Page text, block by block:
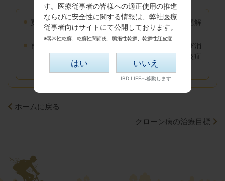
す。医療従事者の皆様への適正使用の推進
ならびに安全性に関する情報は、弊社医療
従事者向けサイトにて公開しております。
※尋常性乾癬、乾癬性関節炎、膿疱性乾癬、乾癬性紅皮症
はい いいえ
寛解：
治療により症状が治まった状態のこと。寛解
状態では普通の生活を送ることができます。
再燃：
治療により一旦寛解状態になっても、再び消
化管に炎症が生じること。新たな部位に炎症
が生じることを再発と言います。
ホームに戻る
クローン病の治療目標